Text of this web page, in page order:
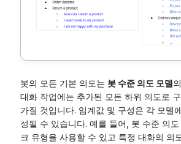
봇의 모든 기본 의도는 봇 수준 의도 모델
대화 작업에는 추가된 모든 하위 의도로
가질 것입니다. 임계값 및 구성은 각 모델
성될 수 있습니다. 예를 들어, 봇 수준 의도
크 유형을 사용할 수 있고 특정 대화의 의